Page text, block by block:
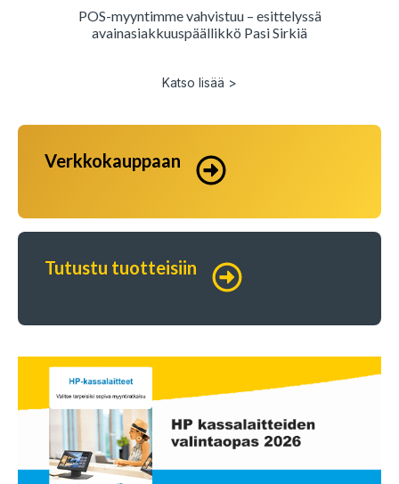
POS-myyntimme vahvistuu – esittelyssä
avainasiakkuuspäällikkö Pasi Sirkiä
Katso lisää >
Verkkokauppaan
Tutustu tuotteisiin